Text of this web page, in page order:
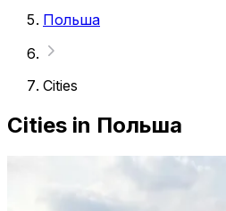
Польша
Cities
Cities in Польша